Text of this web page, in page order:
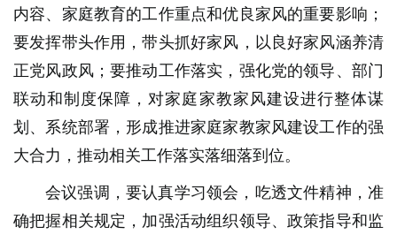
内容、家庭教育的工作重点和优良家风的重要影响；
要发挥带头作用，带头抓好家风，以良好家风涵养清
正党风政风；要推动工作落实，强化党的领导、部门
联动和制度保障，对家庭家教家风建设进行整体谋
划、系统部署，形成推进家庭家教家风建设工作的强
大合力，推动相关工作落实落细落到位。
会议强调，要认真学习领会，吃透文件精神，准
确把握相关规定，加强活动组织领导、政策指导和监